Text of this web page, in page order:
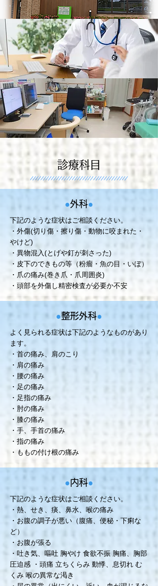
診療科目
●外科●
下記のような症状はご相談ください。
・外傷(切り傷・擦り傷・動物に咬まれた・
やけど)
・異物混入(とげや釘が刺さった)
・皮下のできもの等（粉瘤・魚の目・いぼ）
・爪の痛み(巻き爪・爪周囲炎)
・頭部を外傷し精密検査が必要か不安
●整形外科●
よく見られる症状は下記のようなものがあり
ます。
・首の痛み、肩のこり
・肩の痛み
・腰の痛み
・足の痛み
・足指の痛み
・肘の痛み
・膝の痛み
・手、手首の痛み
・指の痛み
・ももの付け根の痛み
●内科●
下記のような症状はご相談ください。
・熱、せき、痰、鼻水、喉の痛み
・お腹の調子が悪い（腹痛、便秘・下痢な
ど）
・お腹が張る
・吐き気、嘔吐 胸やけ 食欲不振 胸痛、胸部
圧迫感 ・頭痛 立ちくらみ 動悸、息切れ む
くみ 喉の異常な渇き